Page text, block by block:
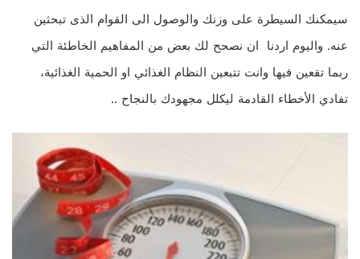
سيمكنك السيطرة على وزنك والوصول الى القوام الذى تبحثين
عنه. واليوم اردنا ان نصحح لك بعض من المفاهيم الخاطئة التي
ربما تقعين فيها وانت تتبعين النظام الغذائي او الحمية الغذائية،
تفادي الأخطاء القادمة ليكلل مجهودك بالنجاح ..